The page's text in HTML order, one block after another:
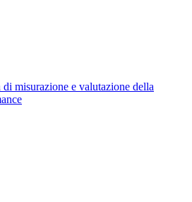
di misurazione e valutazione della